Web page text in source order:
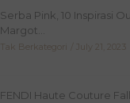
Serba Pink, 10 Inspirasi
Margot...
Tak Berkategori July 21, 2023
FENDI Haute Couture